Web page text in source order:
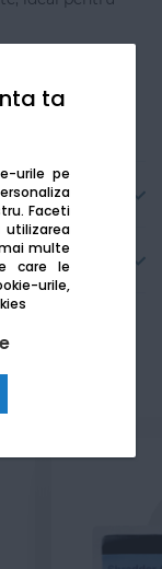
ta
urile pe
Faceti
multe
care le
urile,